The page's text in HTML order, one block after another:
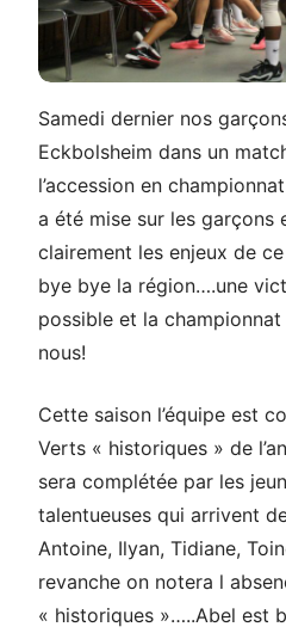
Samedi dernier nos
Eckbolsheim dans un
l’accession en
a été mise sur les garçons
clairement les enjeux de
bye bye la région….une
possible et la
nous!
Cette saison l’équipe est
Verts « historiques » de
sera complétée par les
talentueuses qui arrivent
Antoine, Ilyan, Tidiane,
revanche on notera l
« historiques »…..Abel est